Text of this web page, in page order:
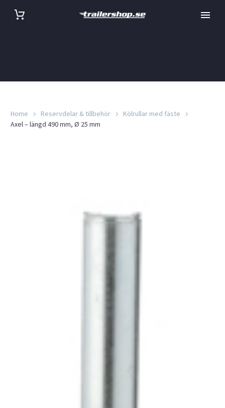
Home Reservdelar & tillbehör
Kölrullar med fäste
Axel – längd 490 mm, Ø 25 mm